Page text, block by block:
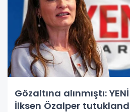
Gözaltına alınmıştı:
İlksen Özalper